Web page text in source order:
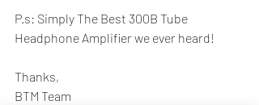
P.s: Simply The Best 300B Tube
Headphone Amplifier we ever heard!
Thanks,
BTM Team